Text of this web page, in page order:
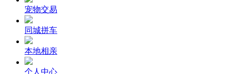
宠物交易
同城拼车
本地相亲
个人中心